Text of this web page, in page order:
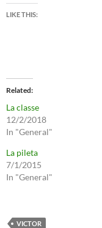
LIKE THIS:
Related
La classe
12/2/2018
In "General"
La pileta
7/1/2015
In "General"
VICTOR